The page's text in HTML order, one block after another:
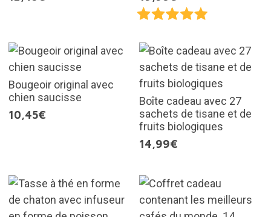
Bougeoir original avec
chien saucisse
10,45€
Boîte cadeau avec 27
sachets de tisane et de
fruits biologiques
14,99€